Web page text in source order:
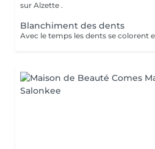
sur Alzette .
Blanchiment des dents